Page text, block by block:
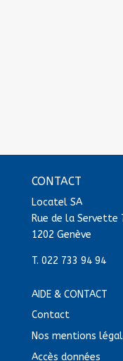
CONTACT
Locatel SA
Rue de la Servette
1202 Genève
T. 022 733 94 94
AIDE & CONTACT
Contact
Nos mentions
Accès données